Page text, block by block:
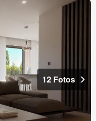
12 Fotos